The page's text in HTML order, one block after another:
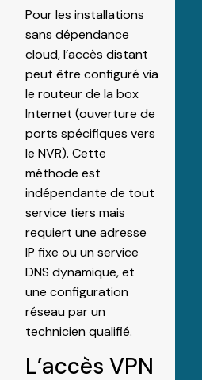
Pour les installations
sans dépendance
cloud, l’accès distant
peut être configuré via
le routeur de la box
Internet (ouverture de
ports spécifiques vers
le NVR). Cette
méthode est
indépendante de tout
service tiers mais
requiert une adresse
IP fixe ou un service
DNS dynamique, et
une configuration
réseau par un
technicien qualifié.
L’accès VPN